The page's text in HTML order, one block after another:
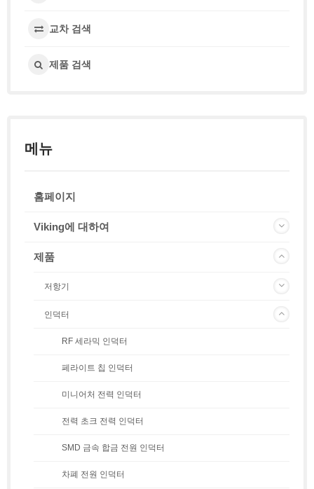
교차 검색
제품 검색
메뉴
홈페이지
Viking에 대하여
제품
저항기
인덕터
RF 세라믹 인덕터
페라이트 칩 인덕터
미니어처 전력 인덕터
전력 초크 전력 인덕터
SMD 금속 합금 전원 인덕터
차폐 전원 인덕터